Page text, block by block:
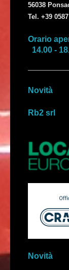
56038
Tel. +39
Orario
14.00 -
Novità
Rb2
Novità